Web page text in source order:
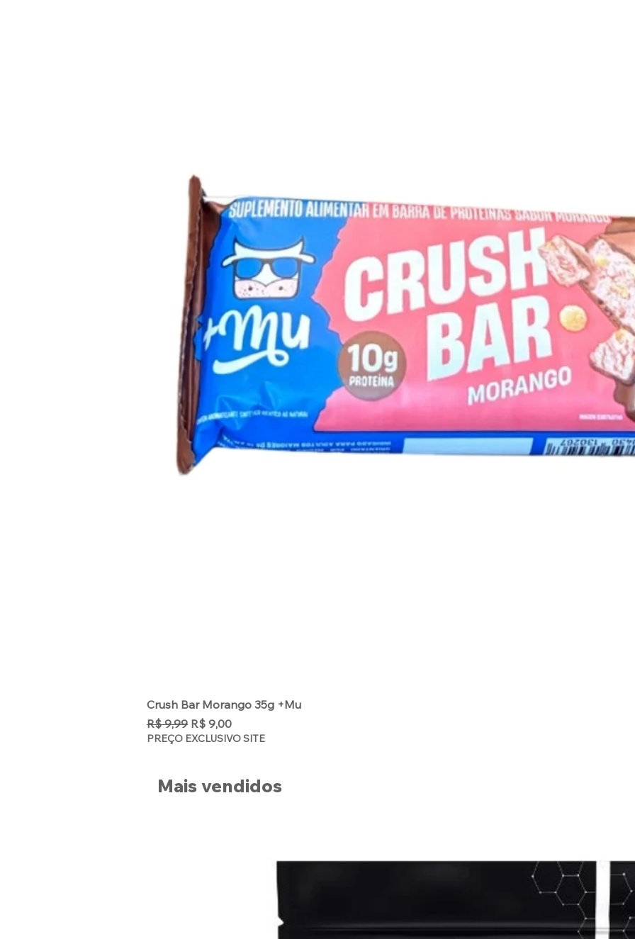
Crush Bar Morango 35g +Mu
Preço normal
R$ 9,99 Preço promocional
R$ 9,00
PREÇO EXCLUSIVO SITE
Mais vendidos